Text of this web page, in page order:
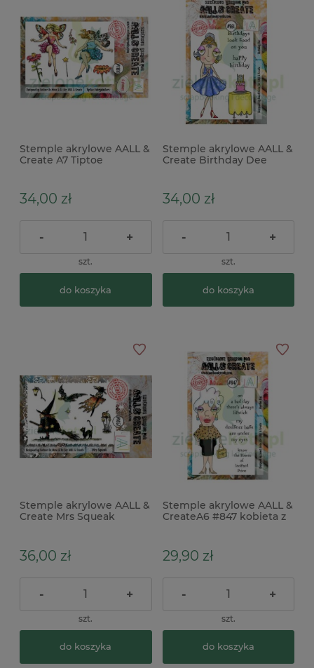
Stemple akrylowe AALL &
Create A7 Tiptoe
34,00 zł
- +
szt.
do koszyka
Stemple akrylowe AALL &
Create Birthday Dee
34,00 zł
- +
szt.
do koszyka
Stemple akrylowe AALL &
Create Mrs Squeak
36,00 zł
- +
szt.
do koszyka
Stemple akrylowe AALL &
CreateA6 #847 kobieta z
29,90 zł
- +
szt.
do koszyka